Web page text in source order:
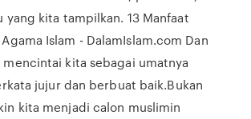
yang kita tampilkan. 13 Manfaat
Islam - DalamIslam.com Dan
mencintai kita sebagai umatnya
jujur dan berbuat baik.Bukan
kita menjadi calon muslimin